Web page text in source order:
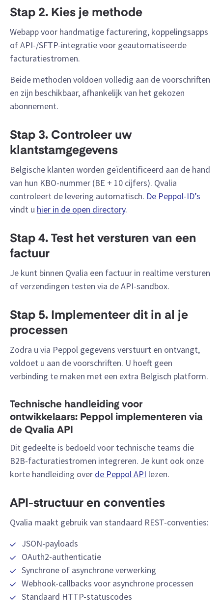
Stap 2. Kies je methode
Webapp voor handmatige facturering, koppelingsapps
of API-/SFTP-integratie voor geautomatiseerde
facturatiestromen.
Beide methoden voldoen volledig aan de voorschriften
en zijn beschikbaar, afhankelijk van het gekozen
abonnement.
Stap 3. Controleer uw
klantstamgegevens
Belgische klanten worden geïdentificeerd aan de hand
van hun KBO-nummer (BE + 10 cijfers). Qvalia
controleert de levering automatisch. De Peppol-ID’s
vindt u hier in de open directory.
Stap 4. Test het versturen van een
factuur
Je kunt binnen Qvalia een factuur in realtime versturen
of verzendingen testen via de API-sandbox.
Stap 5. Implementeer dit in al je
processen
Zodra u via Peppol gegevens verstuurt en ontvangt,
voldoet u aan de voorschriften. U hoeft geen
verbinding te maken met een extra Belgisch platform.
Technische handleiding voor
ontwikkelaars: Peppol implementeren via
de Qvalia API
Dit gedeelte is bedoeld voor technische teams die
B2B-facturatiestromen integreren. Je kunt ook onze
korte handleiding over de Peppol API lezen.
API-structuur en conventies
Qvalia maakt gebruik van standaard REST-conventies:
JSON-payloads
OAuth2-authenticatie
Synchrone of asynchrone verwerking
Webhook-callbacks voor asynchrone processen
Standaard HTTP-statuscodes